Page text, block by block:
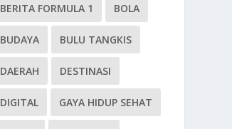
BERITA FORMULA 1 BOLA
BUDAYA BULU TANGKIS
DAERAH DESTINASI
DIGITAL GAYA HIDUP SEHAT